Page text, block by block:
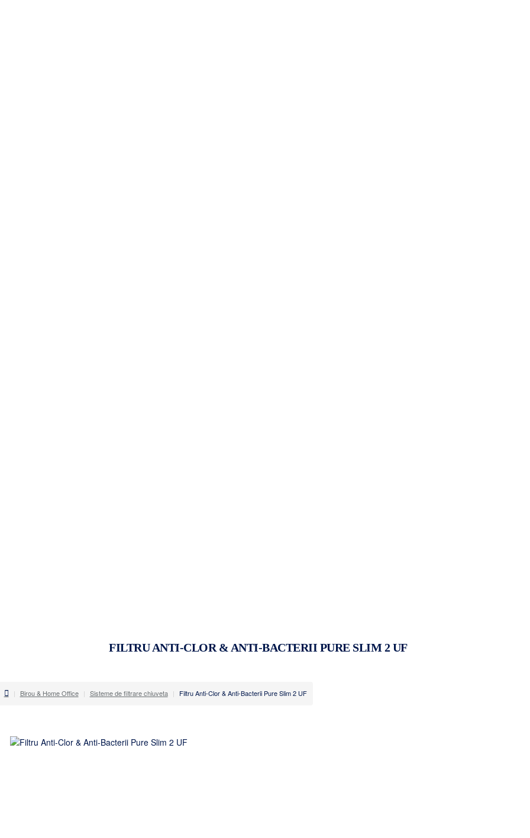
FILTRU ANTI-CLOR & ANTI-BACTERII PURE SLIM 2 UF
homeBirou & Home Office Sisteme de filtrare chiuveta Filtru Anti-Clor & Anti-Bacterii Pure Slim 2 UF